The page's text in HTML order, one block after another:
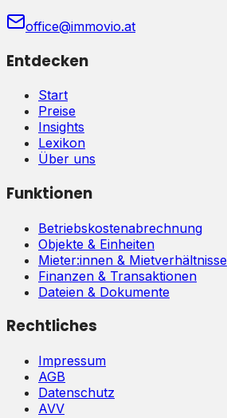
office@immovio.at
Entdecken
Start
Preise
Insights
Lexikon
Über uns
Funktionen
Betriebskostenabrechnung
Objekte & Einheiten
Mieter:innen & Mietverhältnisse
Finanzen & Transaktionen
Dateien & Dokumente
Rechtliches
Impressum
AGB
Datenschutz
AVV